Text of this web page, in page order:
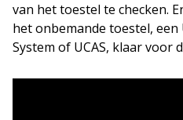
van het toestel te checken.
het onbemande toestel,
System of UCAS, klaar voor